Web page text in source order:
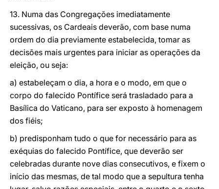
13. Numa das Congregações imediatamente
sucessivas, os Cardeais deverão, com base numa
ordem do dia previamente estabelecida, tomar as
decisões mais urgentes para iniciar as operações da
eleição, ou seja:
a) estabeleçam o dia, a hora e o modo, em que o
corpo do falecido Pontífice será trasladado para a
Basílica do Vaticano, para ser exposto à homenagem
dos fiéis;
b) predisponham tudo o que for necessário para as
exéquias do falecido Pontífice, que deverão ser
celebradas durante nove dias consecutivos, e fixem o
início das mesmas, de tal modo que a sepultura tenha